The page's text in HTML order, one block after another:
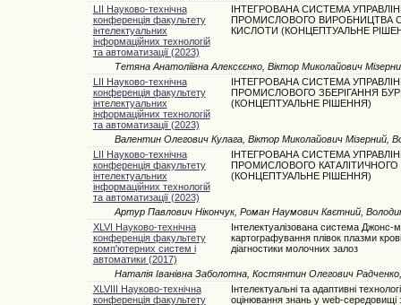
LII Науково-технічна
конференція факультету
інтелектуальних
інформаційних технологій
та автоматизації (2023)
ІНТЕГРОВАНА СИСТЕМА
ПРОМИСЛОВОГО ВИРОБНИЦТВА
КИСЛОТИ (КОНЦЕПТУАЛЬНЕ
Тетяна Анатоліївна Алексєєнко, Віктор Миколайович
LII Науково-технічна
конференція факультету
інтелектуальних
інформаційних технологій
та автоматизації (2023)
ІНТЕГРОВАНА СИСТЕМА
ПРОМИСЛОВОГО ЗБЕРІГАННЯ
(КОНЦЕПТУАЛЬНЕ РІШЕННЯ)
Валентин Олегович Кулага, Віктор Миколайович Мізерний,
LII Науково-технічна
конференція факультету
інтелектуальних
інформаційних технологій
та автоматизації (2023)
ІНТЕГРОВАНА СИСТЕМА
ПРОМИСЛОВОГО КАТАЛІТИЧНОГО
(КОНЦЕПТУАЛЬНЕ РІШЕННЯ)
Артур Павлович Нікончук, Роман Наумович Квєтний,
XLVI Науково-технічна
конференція факультету
комп'ютерних систем і
автоматики (2017)
Інтелектуалізована система Джонс-
картографування плівок плазми
діагностики молочних залоз
Наталія Іванівна Заболотна, Костянтин Олегович
XLVIII Науково-технічна
конференція факультету
Інтелектуальні та адаптивні
оцінювання знань у web-середовищі